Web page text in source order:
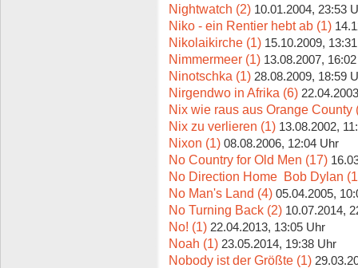
Nightwatch (2) 10.01.2004, 23:53
Niko - ein Rentier hebt ab (1)
Nikolaikirche (1) 15.10.2009,
Nimmermeer (1) 13.08.2007,
Ninotschka (1) 28.08.2009, 18:59
Nirgendwo in Afrika (6)
Nix wie raus aus Orange County
Nix zu verlieren (1) 13.08.2002,
Nixon (1) 08.08.2006, 12:04 Uhr
No Country for Old Men (17)
No Direction Home  Bob Dylan
No Man's Land (4) 05.04.2005,
No Turning Back (2) 10.07.2014,
No! (1) 22.04.2013, 13:05 Uhr
Noah (1) 23.05.2014, 19:38 Uhr
Nobody ist der Größte (1)